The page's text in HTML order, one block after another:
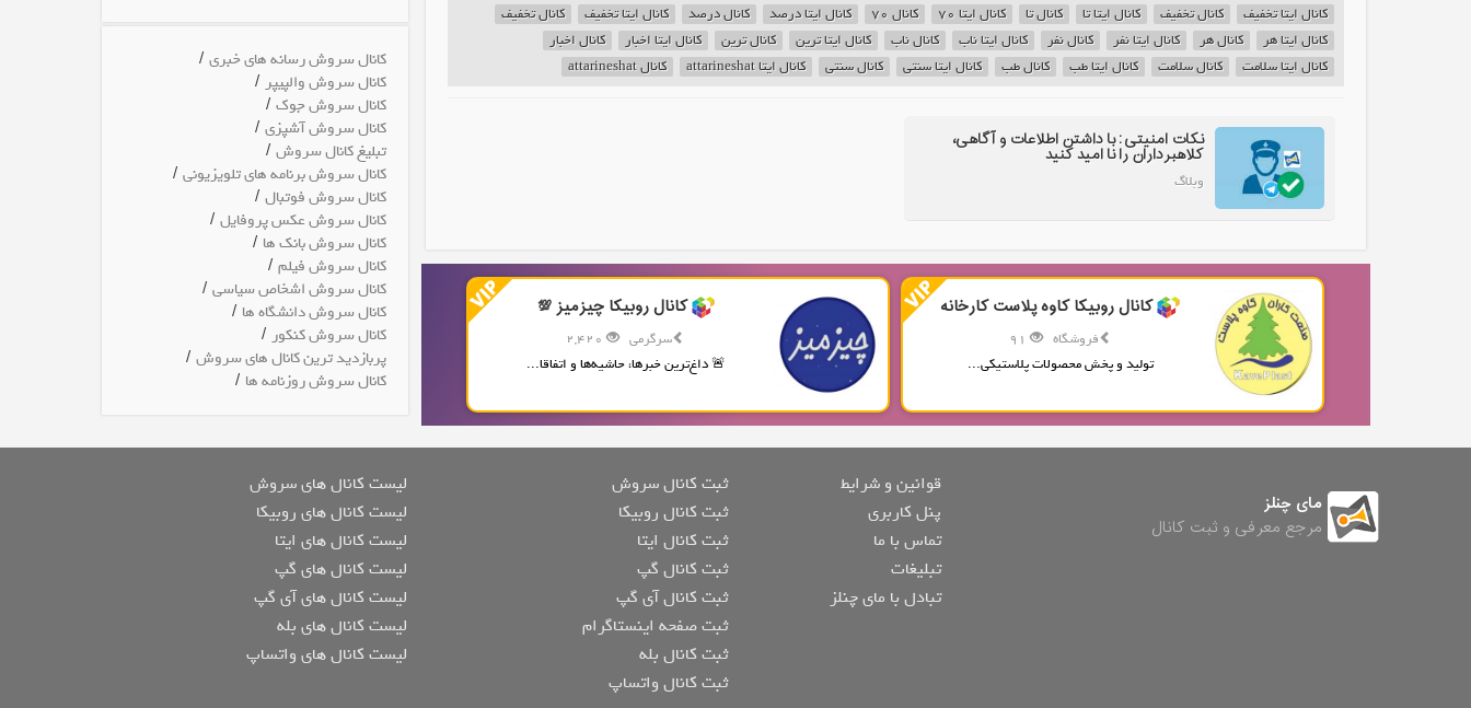
کانال ایتا تخفیف
کانال تخفیف کانال ایتا تا کانال تا کانال ایتا ۷۰ کانال ۷۰ کانال ایتا درصد کانال درصد کانال ایتا تخفیف
کانال تخفیف
کانال ایتا هر
کانال هر کانال ایتا نفر کانال نفر کانال ایتا ناب کانال ناب کانال ایتا ترین کانال ترین کانال ایتا اخبار
کانال اخبار
کانال ایتا سلامت
کانال سلامت کانال ایتا طب کانال طب کانال ایتا سنتی کانال سنتی کانال ایتا attarineshat کانال attarineshat
نکات امنیتی: با داشتن اطلاعات و آگاهی،
کلاهبرداران را نا امید کنید
وبلاگ
کانال روبیکا کاوه پلاست کارخانه
فروشگاه
تولید و پخش محصولات پلاستیکی...
کانال روبیکا چیزمیز 💯
سرگرمی
2,420
🚨 داغ‌ترین خبرها، حاشیه‌ها و اتفاقا...
کانال سروش رسانه های خبری/
کانال سروش والپیپر/
کانال سروش جوک/
کانال سروش آشپزی/
تبلیغ کانال سروش/
کانال سروش برنامه های تلویزیونی/
کانال سروش فوتبال/
کانال سروش عکس پروفایل/
کانال سروش بانک ها /
کانال سروش فیلم/
کانال سروش اشخاص سیاسی/
کانال سروش دانشگاه ها /
کانال سروش کنکور/
پربازدید ترین کانال های سروش/
کانال سروش روزنامه ها /
مای چنلز
مرجع معرفی و ثبت کانال
قوانین و شرایط
پنل کاربری
تماس با ما
تبلیغات
تبادل با مای چنلز
ثبت کانال سروش
ثبت کانال روبیکا
ثبت کانال ایتا
ثبت کانال گپ
ثبت کانال آی گپ
ثبت صفحه اینستاگرام
ثبت کانال بله
ثبت کانال واتساپ
لیست کانال های سروش
لیست کانال های روبیکا
لیست کانال های ایتا
لیست کانال های گپ
لیست کانال های آی گپ
لیست کانال های بله
لیست کانال های واتساپ